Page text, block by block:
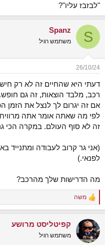
"לבזבז עליו"?
S
Spanz
משתמש רגיל
26/10/24
דעתי היא שהחיים זה לא רק
רכב, מלבד הוצאות, זה גם חופש.
אם זה יגרום לך לנצל את הזמן
לפי מה שאתה אומר אתה
זה לא סוף העולם. במקרה הכי
(אני גר קרוב לעבודה ומתנייד
לפנאי.)
מה הדרישות שלך מהרכב?
R
e
c
t
i
משה
קפיטליסט מרושע
משתמש רגיל